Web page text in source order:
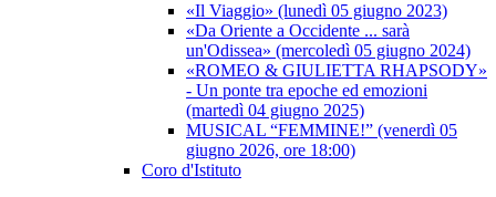
«Il Viaggio» (lunedì 05 giugno 2023)
«Da Oriente a Occidente ... sarà
un'Odissea» (mercoledì 05 giugno 2024)
«ROMEO & GIULIETTA RHAPSODY»
- Un ponte tra epoche ed emozioni
(martedì 04 giugno 2025)
MUSICAL “FEMMINE!” (venerdì 05
giugno 2026, ore 18:00)
Coro d'Istituto